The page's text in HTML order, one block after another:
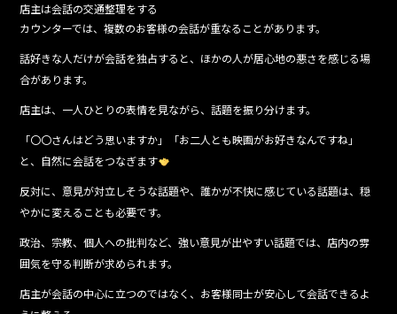
店主は会話の交通整理をする
カウンターでは、複数のお客様の会話が重なることがあります。
話好きな人だけが会話を独占すると、ほかの人が居心地の悪さを感じる場
合があります。
店主は、一人ひとりの表情を見ながら、話題を振り分けます。
「〇〇さんはどう思いますか」「お二人とも映画がお好きなんですね」
と、自然に会話をつなぎます
反対に、意見が対立しそうな話題や、誰かが不快に感じている話題は、穏
やかに変えることも必要です。
政治、宗教、個人への批判など、強い意見が出やすい話題では、店内の雰
囲気を守る判断が求められます。
店主が会話の中心に立つのではなく、お客様同士が安心して会話できるよ